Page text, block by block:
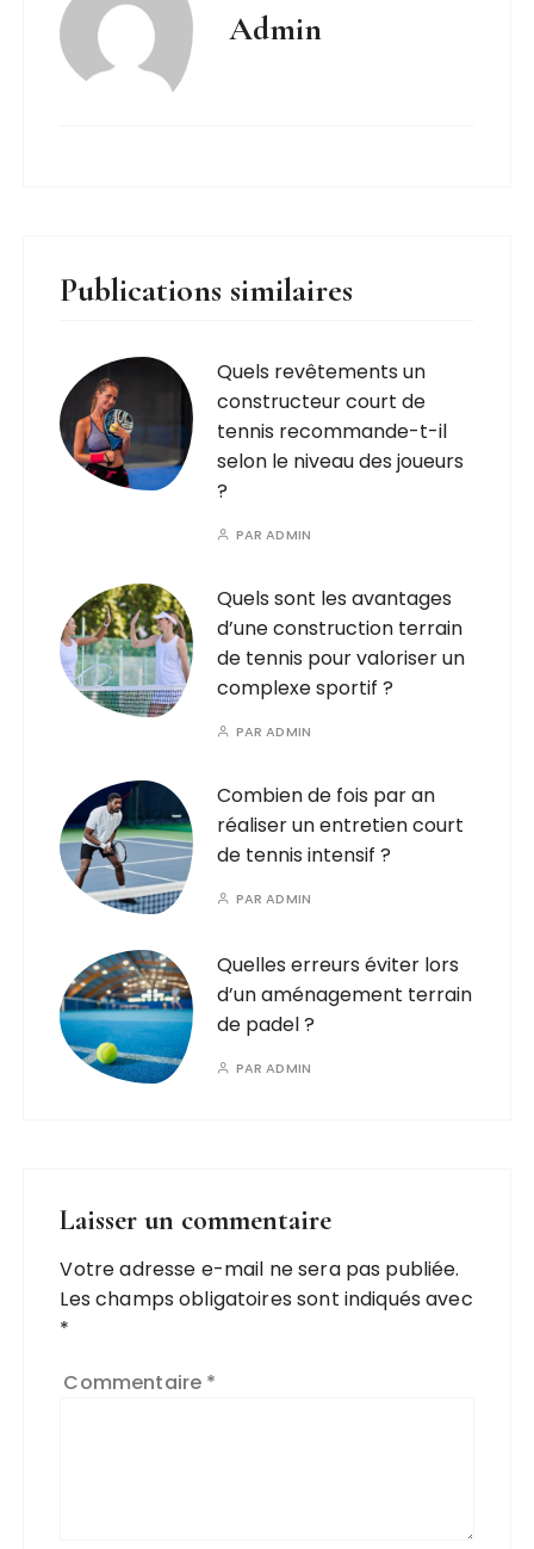
Admin
Publications similaires
Quels revêtements un
constructeur court de
tennis recommande-t-il
selon le niveau des joueurs
?
PARADMIN
Quels sont les avantages
d’une construction terrain
de tennis pour valoriser un
complexe sportif ?
PARADMIN
Combien de fois par an
réaliser un entretien court
de tennis intensif ?
PARADMIN
Quelles erreurs éviter lors
d’un aménagement terrain
de padel ?
PARADMIN
Laisser un commentaire
Votre adresse e-mail ne sera pas publiée.
Les champs obligatoires sont indiqués avec
*
Commentaire *